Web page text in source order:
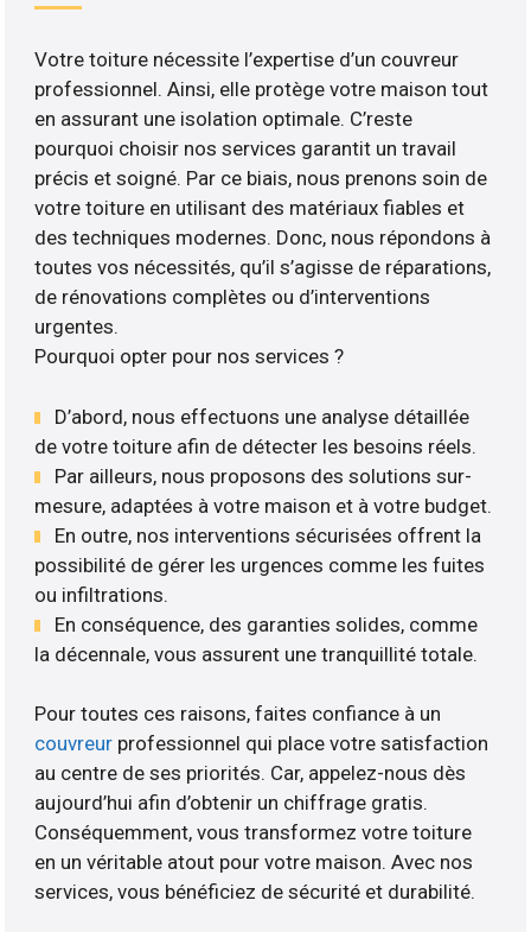
Votre toiture nécessite l’expertise d’un couvreur
professionnel. Ainsi, elle protège votre maison tout
en assurant une isolation optimale. C’reste
pourquoi choisir nos services garantit un travail
précis et soigné. Par ce biais, nous prenons soin de
votre toiture en utilisant des matériaux fiables et
des techniques modernes. Donc, nous répondons à
toutes vos nécessités, qu’il s’agisse de réparations,
de rénovations complètes ou d’interventions
urgentes.
Pourquoi opter pour nos services ?
D’abord, nous effectuons une analyse détaillée
de votre toiture afin de détecter les besoins réels.
Par ailleurs, nous proposons des solutions sur-
mesure, adaptées à votre maison et à votre budget.
En outre, nos interventions sécurisées offrent la
possibilité de gérer les urgences comme les fuites
ou infiltrations.
En conséquence, des garanties solides, comme
la décennale, vous assurent une tranquillité totale.
Pour toutes ces raisons, faites confiance à un
couvreur professionnel qui place votre satisfaction
au centre de ses priorités. Car, appelez-nous dès
aujourd’hui afin d’obtenir un chiffrage gratis.
Conséquemment, vous transformez votre toiture
en un véritable atout pour votre maison. Avec nos
services, vous bénéficiez de sécurité et durabilité.